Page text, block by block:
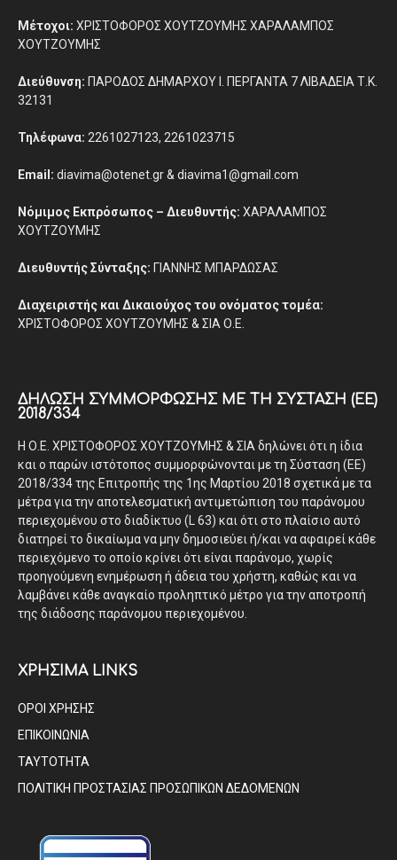
Μέτοχοι: ΧΡΙΣΤΟΦΟΡΟΣ ΧΟΥΤΖΟΥΜΗΣ ΧΑΡΑΛΑΜΠΟΣ
ΧΟΥΤΖΟΥΜΗΣ
Διεύθυνση: ΠΑΡΟΔΟΣ ΔΗΜΑΡΧΟΥ Ι. ΠΕΡΓΑΝΤΑ 7 ΛΙΒΑΔΕΙΑ Τ.Κ.
32131
Τηλέφωνα: 2261027123, 2261023715
Email: diavima@otenet.gr & diavima1@gmail.com
Νόμιμος Εκπρόσωπος – Διευθυντής: ΧΑΡΑΛΑΜΠΟΣ
ΧΟΥΤΖΟΥΜΗΣ
Διευθυντής Σύνταξης: ΓΙΑΝΝΗΣ ΜΠΑΡΔΩΣΑΣ
Διαχειριστής και Δικαιούχος του ονόματος τομέα:
ΧΡΙΣΤΟΦΟΡΟΣ ΧΟΥΤΖΟΥΜΗΣ & ΣΙΑ Ο.Ε.
ΔΉΛΩΣΗ ΣΥΜΜΌΡΦΩΣΗΣ ΜΕ ΤΗ ΣΎΣΤΑΣΗ (ΕΕ)
2018/334
Η Ο.Ε. ΧΡΙΣΤΟΦΟΡΟΣ ΧΟΥΤΖΟΥΜΗΣ & ΣΙΑ δηλώνει ότι η ίδια
και ο παρών ιστότοπος συμμορφώνονται με τη Σύσταση (ΕΕ)
2018/334 της Επιτροπής της 1ης Μαρτίου 2018 σχετικά με τα
μέτρα για την αποτελεσματική αντιμετώπιση του παράνομου
περιεχομένου στο διαδίκτυο (L 63) και ότι στο πλαίσιο αυτό
διατηρεί το δικαίωμα να μην δημοσιεύει ή/και να αφαιρεί κάθε
περιεχόμενο το οποίο κρίνει ότι είναι παράνομο, χωρίς
προηγούμενη ενημέρωση ή άδεια του χρήστη, καθώς και να
λαμβάνει κάθε αναγκαίο προληπτικό μέτρο για την αποτροπή
της διάδοσης παράνομου περιεχομένου.
ΧΡΗΣΙΜΑ LINKS
ΟΡΟΙ ΧΡΗΣΗΣ
ΕΠΙΚΟΙΝΩΝΙΑ
ΤΑΥΤΟΤΗΤΑ
ΠΟΛΙΤΙΚΗ ΠΡΟΣΤΑΣΙΑΣ ΠΡΟΣΩΠΙΚΩΝ ΔΕΔΟΜΕΝΩΝ